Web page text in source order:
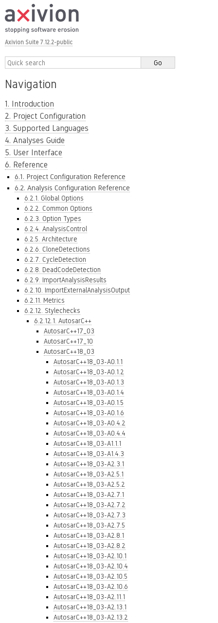
Axivion Suite 7.12.2-public
Navigation
1. Introduction
2. Project Configuration
3. Supported Languages
4. Analyses Guide
5. User Interface
6. Reference
6.1. Project Configuration Reference
6.2. Analysis Configuration Reference
6.2.1. Global Options
6.2.2. Common Options
6.2.3. Option Types
6.2.4. AnalysisControl
6.2.5. Architecture
6.2.6. CloneDetections
6.2.7. CycleDetection
6.2.8. DeadCodeDetection
6.2.9. ImportAnalysisResults
6.2.10. ImportExternalAnalysisOutput
6.2.11. Metrics
6.2.12. Stylechecks
6.2.12.1. AutosarC++
AutosarC++17_03
AutosarC++17_10
AutosarC++18_03
AutosarC++18_03-A0.1.1
AutosarC++18_03-A0.1.2
AutosarC++18_03-A0.1.3
AutosarC++18_03-A0.1.4
AutosarC++18_03-A0.1.5
AutosarC++18_03-A0.1.6
AutosarC++18_03-A0.4.2
AutosarC++18_03-A0.4.4
AutosarC++18_03-A1.1.1
AutosarC++18_03-A1.4.3
AutosarC++18_03-A2.3.1
AutosarC++18_03-A2.5.1
AutosarC++18_03-A2.5.2
AutosarC++18_03-A2.7.1
AutosarC++18_03-A2.7.2
AutosarC++18_03-A2.7.3
AutosarC++18_03-A2.7.5
AutosarC++18_03-A2.8.1
AutosarC++18_03-A2.8.2
AutosarC++18_03-A2.10.1
AutosarC++18_03-A2.10.4
AutosarC++18_03-A2.10.5
AutosarC++18_03-A2.10.6
AutosarC++18_03-A2.11.1
AutosarC++18_03-A2.13.1
AutosarC++18_03-A2.13.2